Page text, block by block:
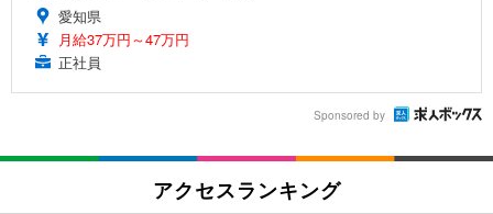
愛知県
月給37万円～47万円
正社員
Sponsored by
アクセスランキング